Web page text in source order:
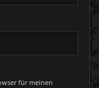
für meinen